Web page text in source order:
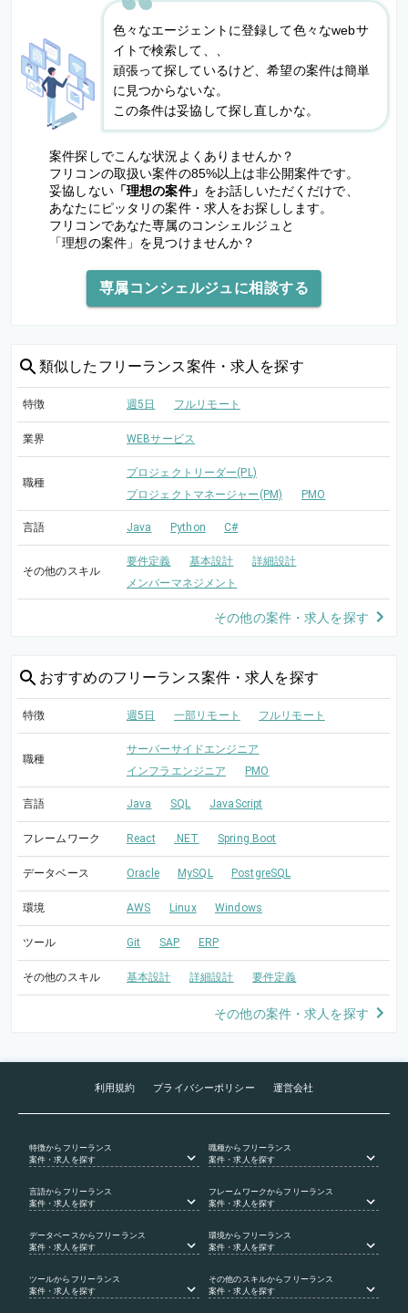
色々なエージェントに登録して色々なwebサ
イトで検索して、、
頑張って探しているけど、希望の案件は簡単
に見つからないな。
この条件は妥協して探し直しかな。
案件探しでこんな状況よくありませんか？
フリコンの取扱い案件の85%以上は非公開案件です。
妥協しない「理想の案件」 をお話しいただくだけで、
あなたにピッタリの案件・求人をお探しします。
フリコンであなた専属のコンシェルジュと
「理想の案件」を見つけませんか？
専属コンシェルジュに相談する
類似した フリーランス案件・求人を探す
特徴 週5日 フルリモート
業界 WEBサービス
職種
プロジェクトリーダー(PL)
プロジェクトマネージャー(PM)
PMO
言語 Java Python C#
その他のスキル
要件定義 基本設計
詳細設計
メンバーマネジメント
その他の案件・求人を探す
おすすめのフリーランス案件・求人を探す
特徴 週5日 一部リモート フルリモート
職種
サーバーサイドエンジニア
インフラエンジニア
PMO
言語 Java SQL JavaScript
フレームワーク React .NET Spring Boot
データベース Oracle MySQL PostgreSQL
環境 AWS Linux Windows
ツール Git SAP ERP
その他のスキル 基本設計 詳細設計 要件定義
その他の案件・求人を探す
利用規約 プライバシーポリシー 運営会社
特徴からフリーランス
案件・求人を探す
職種からフリーランス
案件・求人を探す
言語からフリーランス
案件・求人を探す
フレームワークからフリーランス
案件・求人を探す
データベース からフリーランス
案件・求人を探す
環境からフリーランス
案件・求人を探す
ツールからフリーランス
案件・求人を探す
その他のスキルからフリーランス
案件・求人を探す